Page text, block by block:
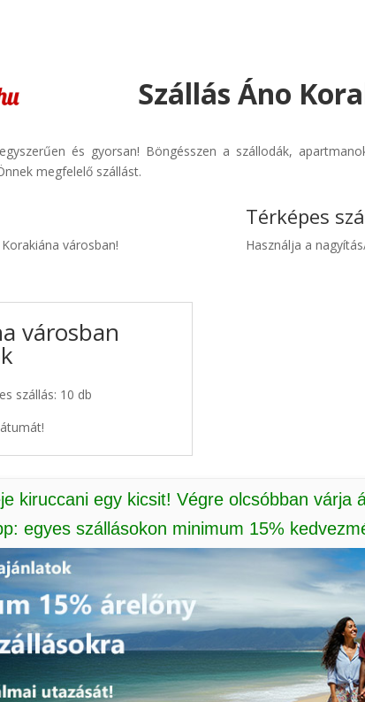
Szállás Áno
és gyorsan! Böngésszen a szállodák,
megfelelő szállást.
városban!
városban
szállás: 10 db
Térképes
Használja a
kiruccani egy kicsit! Végre olcsóbban várja
egyes szállásokon minimum 15%